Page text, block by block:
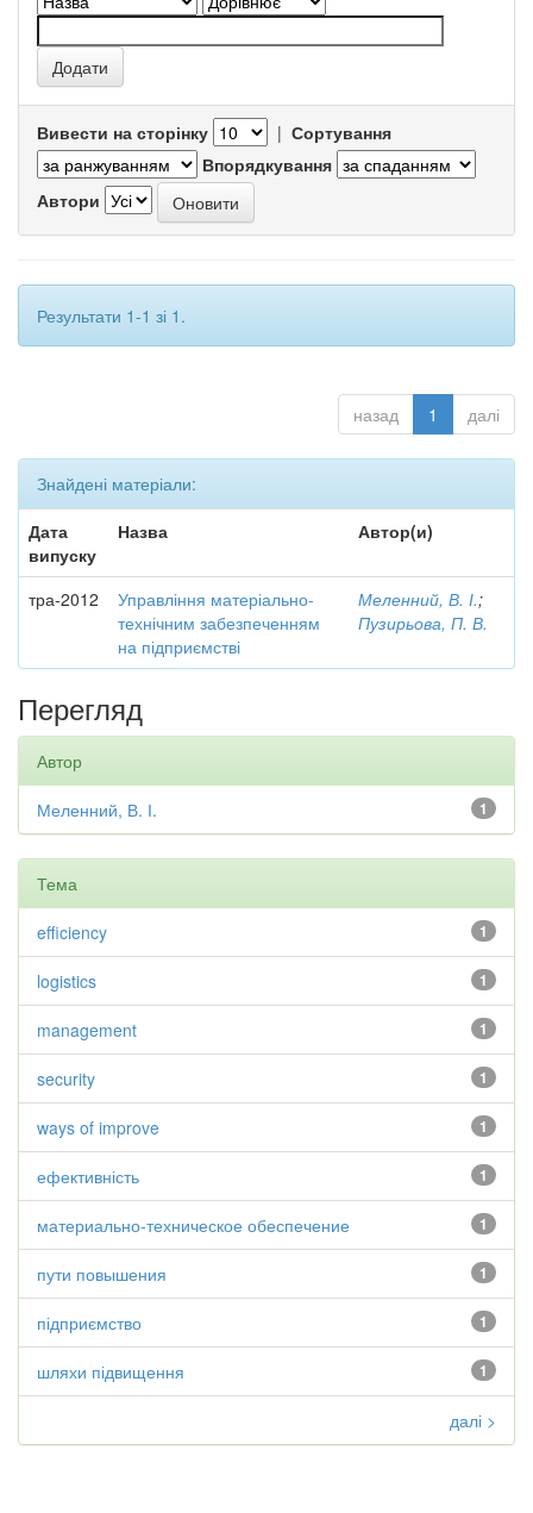
Вивести на сторінку | Сортування
Впорядкування
Автори
Результати 1-1 зі 1.
назад 1 далі
Знайдені матеріали:
Дата
випуску
Назва Автор(и)
тра-2012
Управління матеріально-
технічним забезпеченням
на підприємстві
Меленний, В. І.;
Пузирьова, П. В.
Перегляд
Автор
1
Меленний, В. І.
Тема
1
efficiency
1
logistics
1
management
1
security
1
ways of improve
1
ефективність
1
материально-техническое обеспечение
1
пути повышения
1
підприємство
1
шляхи підвищення
далі >